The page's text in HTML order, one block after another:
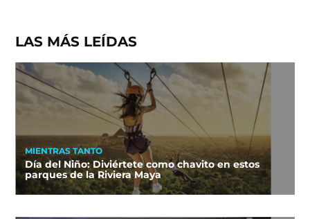
LAS MÁS LEÍDAS
MIENTRAS TANTO
Día del Niño: Diviértete como chavito en estos
parques de la Riviera Maya